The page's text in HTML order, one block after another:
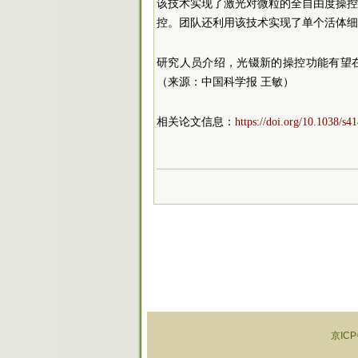
该技术实现了激光对微粒的全自由度操
控。团队还利用该技术实现了单个活体
研究人员介绍，光镊新的操控功能有望
（来源：中国科学报 王敏）
相关论文信息： https://doi.org/10.1038/
京